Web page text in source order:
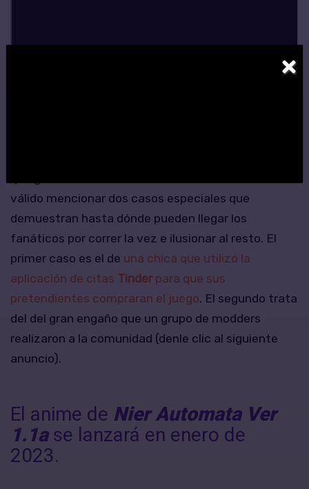
×
válido mencionar dos casos especiales que
demuestran hasta dónde pueden llegar los
fanáticos por correr la vez e ilusionar al resto. El
primer caso es el de una chica que utilizó la
aplicación de citas Tinderpara que sus
pretendientes compraran el juego. El segundo trata
del del gran engaño que un grupo de modders
realizaron a la comunidad (denle clic al siguiente
anuncio).
El anime de Nier Automata Ver
1.1a se lanzará en enero de
2023.